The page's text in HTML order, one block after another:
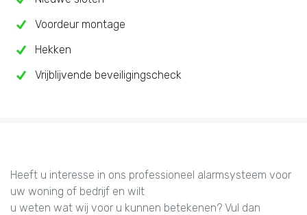
Voordeur montage
Hekken
Vrijblijvende beveiligingscheck
Heeft u interesse in ons professioneel alarmsysteem voor
uw woning of bedrijf en wilt
u weten wat wij voor u kunnen betekenen? Vul dan